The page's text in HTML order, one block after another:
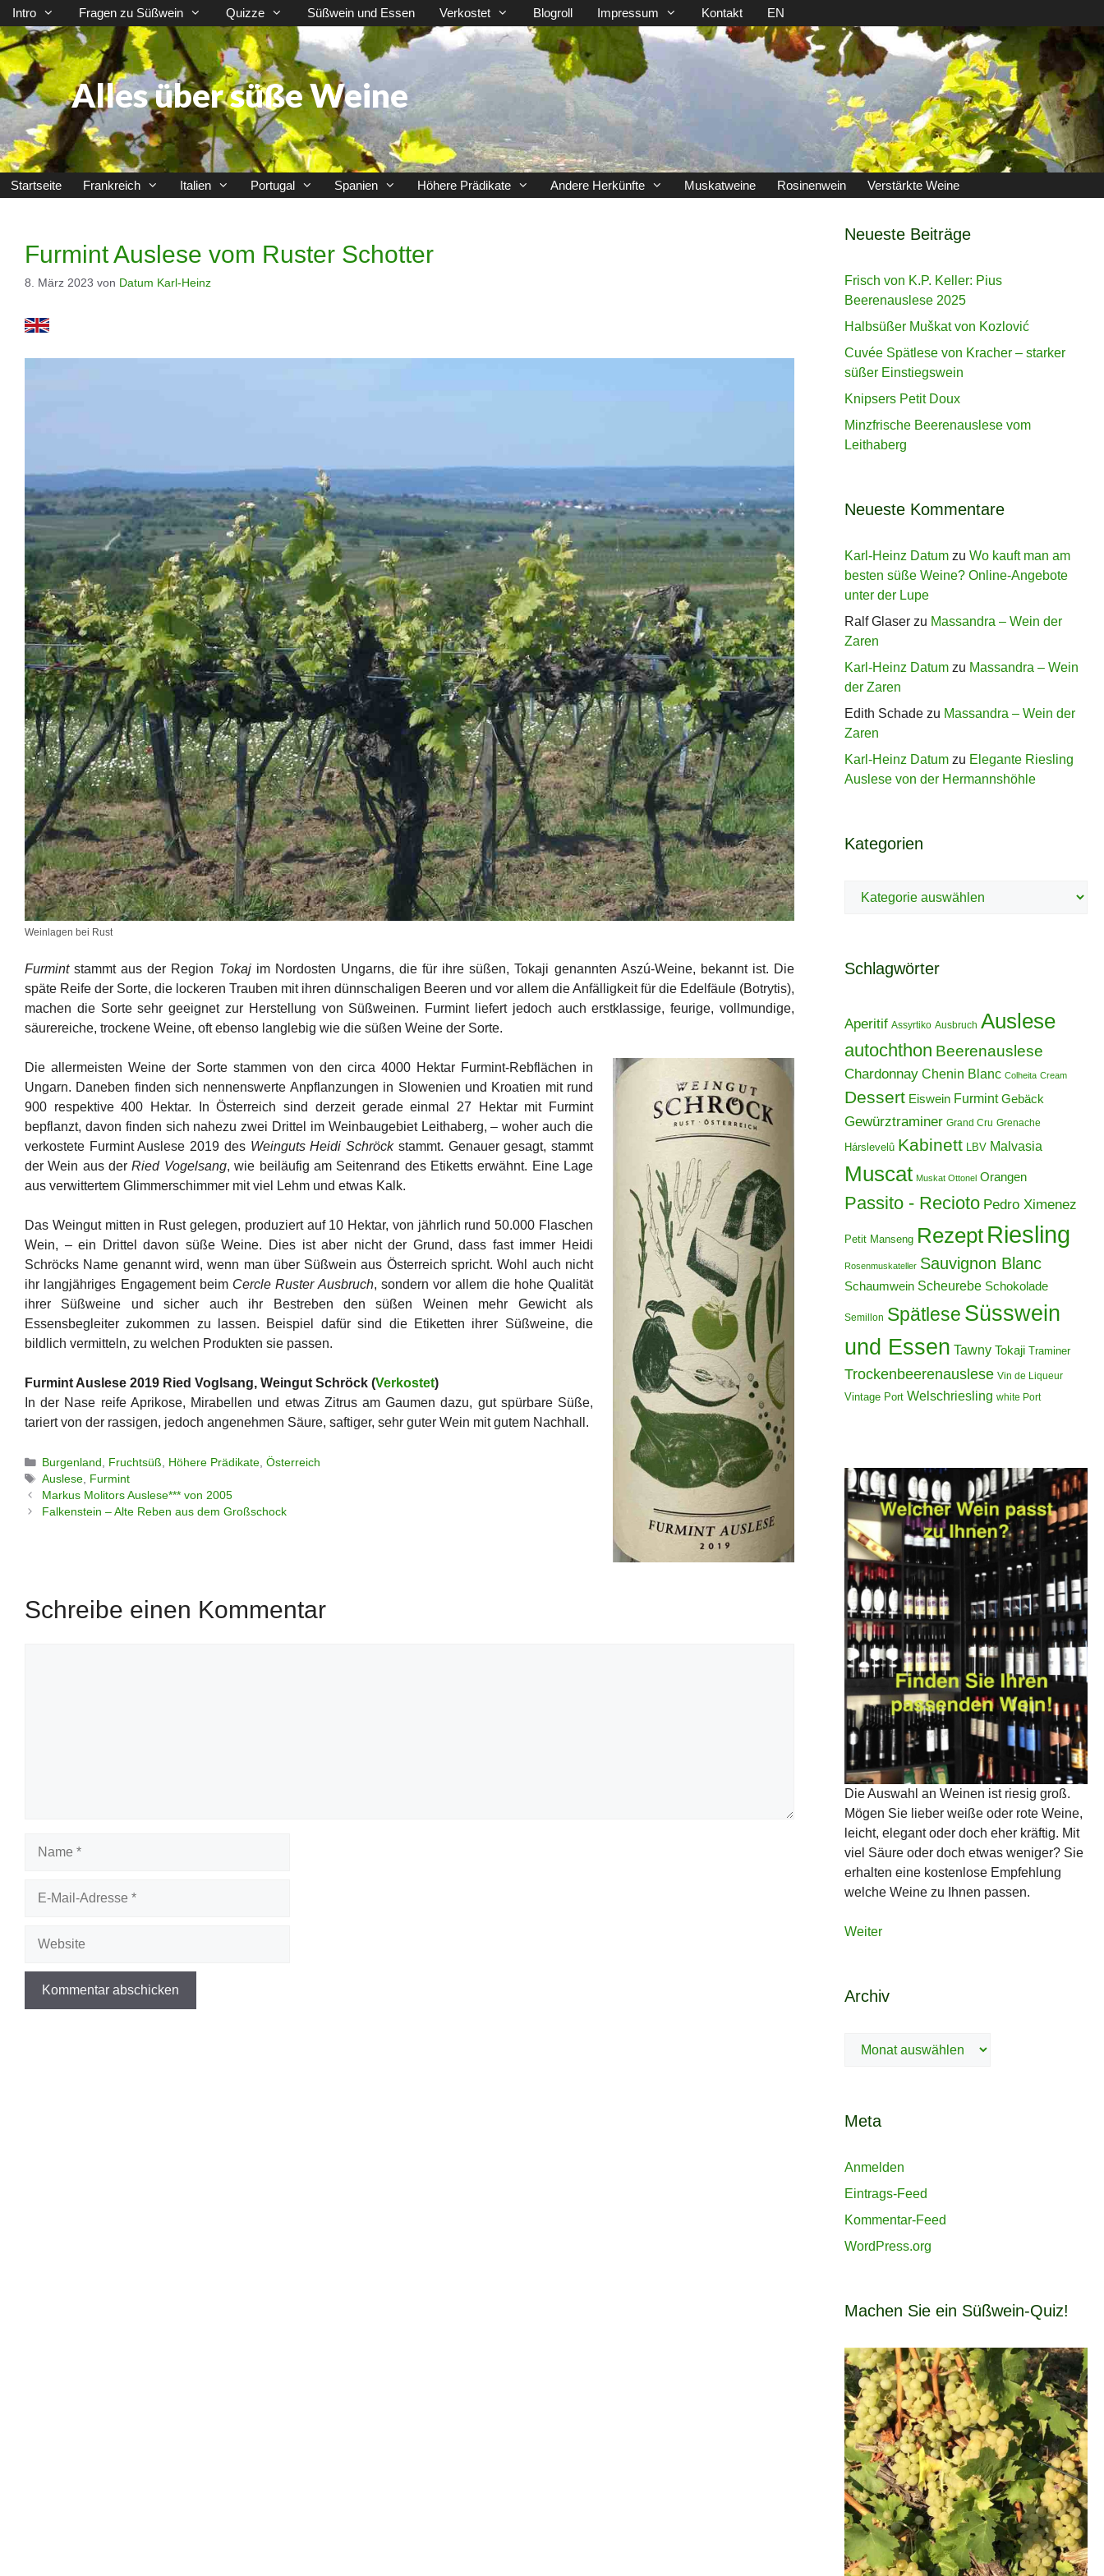
Zum
Inhalt
springen
Intro Fragen zu Süßwein Quizze Süßwein und Essen Verkostet Blogroll Impressum Kontakt EN
Alles über süße Weine
Startseite Frankreich Italien Portugal Spanien Höhere Prädikate Andere Herkünfte Muskatweine Rosinenwein Verstärkte Weine
Furmint Auslese vom Ruster Schotter
8. März 2023 von Datum Karl-Heinz
Weinlagen bei Rust
Furmintstammt aus der Region Tokaj im Nordosten Ungarns, die für ihre süßen, Tokaji genannten Aszú-Weine, bekannt ist. Die
späte Reife der Sorte, die lockeren Trauben mit ihren dünnschaligen Beeren und vor allem die Anfälligkeit für die Edelfäule (Botrytis),
machen die Sorte sehr geeignet zur Herstellung von Süßweinen. Furmint liefert jedoch aucherstklassige, feurige, vollmundige,
säurereiche, trockene Weine, oft ebenso langlebig wie die süßen Weine der Sorte.
Die allermeisten Weine der Sorte stammen von den circa 4000 Hektar Furmint-Rebflächen in
Ungarn. Daneben finden sich nennenswerte Anpflanzungen in Slowenien und Kroatien mit rund
900 respektive 400 Hektar. In Österreich sind derzeit gerade einmal 27 Hektar mit Furmint
bepflanzt, davon finden sich nahezu zwei Drittel im Weinbaugebiet Leithaberg, – woher auch die
verkostete Furmint Auslese 2019 des Weinguts Heidi Schröckstammt. Genauer gesagt, stammt
der Wein aus derRied Vogelsang, wie beiläufig am Seitenrand des Etiketts erwähnt. Eine Lage
aus verwittertem Glimmerschimmer mit viel Lehm und etwas Kalk.
Das Weingut mitten in Rust gelegen, produziert auf 10 Hektar, von jährlich rund 50.000 Flaschen
Wein, – ein Drittel davon süße Weine. Dies ist aber nicht der Grund, dass fast immer Heidi
Schröcks Name genannt wird, wenn man über Süßwein aus Österreich spricht. Wohl auch nicht
ihr langjähriges Engagement beim Cercle Ruster Ausbruch, sondern vor allem die hohe Qualität
ihrer Süßweine und sicher auch ihr Bestreben den süßen Weinen mehr Gewicht als
Essensbegleiter zukommen zu lassen. Beispiel dafür sind die Etiketten ihrer Süßweine, die
bildlich vermitteln, zu welchen Produkten sie passen.
Furmint Auslese 2019 Ried Voglsang, Weingut Schröck (Verkostet)
In der Nase reife Aprikose, Mirabellen und etwas Zitrus am Gaumen dazu, gut spürbare Süße,
tariert von der rassigen, jedoch angenehmen Säure, saftiger, sehr guter Wein mit gutem Nachhall.
Kategorien
Burgenland , Fruchtsüß, Höhere Prädikate,Österreich
Schlagwörter
Auslese, Furmint
Markus Molitors Auslese*** von 2005
Falkenstein – Alte Reben aus dem Großschock
Schreibe einen Kommentar
Neueste Beiträge
Frisch von K.P. Keller: Pius
Beerenauslese 2025
Halbsüßer Muškat von Kozlović
Cuvée Spätlese von Kracher – starker
süßer Einstiegswein
Knipsers Petit Doux
Minzfrische Beerenauslese vom
Leithaberg
Neueste Kommentare
Karl-Heinz Datum zu Wo kauft man am
besten süße Weine? Online-Angebote
unter der Lupe
Ralf Glaser zu Massandra – Wein der
Zaren
Karl-Heinz Datum zu Massandra – Wein
der Zaren
Edith Schade zu Massandra – Wein der
Zaren
Karl-Heinz Datum zu Elegante Riesling
Auslese von der Hermannshöhle
Kategorien
Kategorien
Schlagwörter
Aperitif Assyrtiko Ausbruch Auslese
autochthon Beerenauslese
Chardonnay Chenin Blanc Colheita Cream
Dessert Eiswein Furmint Gebäck
Gewürztraminer Grand Cru Grenache
Hárslevelû Kabinett LBV Malvasia
Muscat Muskat Ottonel Orangen
Passito - Recioto Pedro Ximenez
Petit Manseng Rezept Riesling
Rosenmuskateller Sauvignon Blanc
Schaumwein Scheurebe Schokolade
Semillon Spätlese Süsswein
und Essen Tawny Tokaji Traminer
Trockenbeerenauslese Vin de Liqueur
Vintage Port Welschriesling white Port
Die Auswahl an Weinen ist riesig groß.
Mögen Sie lieber weiße oder rote Weine,
leicht, elegant oder doch eher kräftig. Mit
viel Säure oder doch etwas weniger? Sie
erhalten eine kostenlose Empfehlung
welche Weine zu Ihnen passen.
Weiter
Archiv
Archiv
Meta
Anmelden
Eintrags-Feed
Kommentar-Feed
WordPress.org
Machen Sie ein Süßwein-Quiz!